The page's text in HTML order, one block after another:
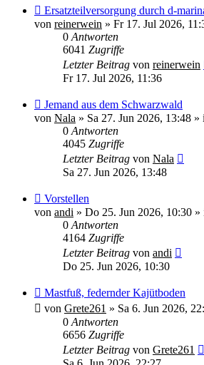
Neuer
Beitrag
Ersatzteilversorgung durch d-
von reinerwein » Fr 17. Jul 2026,
0 Antworten
6041 Zugriffe
Letzter Beitrag von reinerwein
Fr 17. Jul 2026, 11:36
Neuer
Beitrag
Jemand aus dem Schwarzwald
von Nala » Sa 27. Jun 2026, 13:48 »
0 Antworten
4045 Zugriffe
Letzter Beitrag von Nala
Sa 27. Jun 2026, 13:48
Neuer
Beitrag
Vorstellen
von andi » Do 25. Jun 2026, 10:30 »
0 Antworten
4164 Zugriffe
Letzter Beitrag von andi
Do 25. Jun 2026, 10:30
Neuer
Beitrag
Mastfuß, federnder Kajütboden
von Grete261 » Sa 6. Jun 2026,
0 Antworten
6656 Zugriffe
Letzter Beitrag von Grete261